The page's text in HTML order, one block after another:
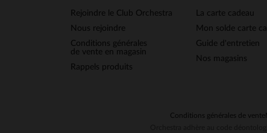
Rejoindre le Club Orchestra
Nous rejoindre
Conditions générales
de vente en magasin
Rappels produits
La carte cadeau
Mon solde carte
Guide d'entretien
Nos magasins
Conditions générales de vente